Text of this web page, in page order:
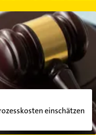
einschätzen
einschätzen